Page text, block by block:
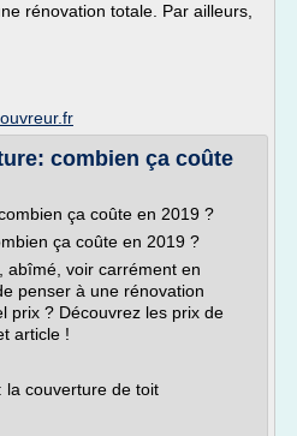
rénovation totale. Par ailleurs,
combien ça coûte
ça coûte en 2019 ?
ça coûte en 2019 ?
abîmé, voir carrément en
penser à une rénovation
prix ? Découvrez les prix de
article !
la couverture de toit